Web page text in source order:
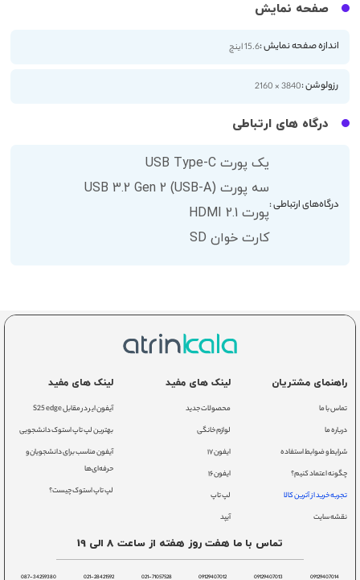
صفحه نمایش
اندازه صفحه نمایش :15.6 اینچ
رزولوشن :3840 × 2160
درگاه های ارتباطی
درگاه‌های ارتباطی :
یک پورت USB Type-C
سه پورت USB 3.2 Gen 2 (USB-A)
پورت HDMI 2.1
کارت خوان SD
راهنمای مشتریان
تماس با ما
درباره ما
شرایط و ضوابط استفاده
چگونه اعتماد کنیم؟
تجربه خرید از آترین کالا
نقشه سایت
لینک های مفید
محصولات جدید
لوازم خانگی
ایفون ۱۷
ایفون ۱۶
لپ تاپ
آیپد
لینک های مفید
آیفون ایر در مقابل S25 edge
بهترین لپ تاپ استوک دانشجویی
آیفون مناسب برای دانشجویان و
حرفه‌ای‌ها
لپ تاپ استوک چیست؟
تماس با ما هفت روز هفته از ساعت 8 الی 19
09129407014
09129407013
09129407012
021-71057528
021-28421592
087-34259380